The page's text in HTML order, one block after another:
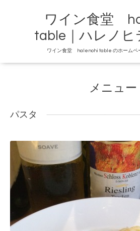
ワイン食堂
table｜ハレノヒ
ワイン食堂 halenohi table のホームペ
メニュー
パスタ